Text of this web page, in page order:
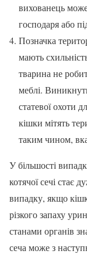
вихованець
господаря або
Позначка
мають
тварина не
меблі.
статевої охоти
кішки мітять
таким чином,
У більшості
котячої сечі стає
випадку, якщо
різкого запаху
станами органів
сеча може з